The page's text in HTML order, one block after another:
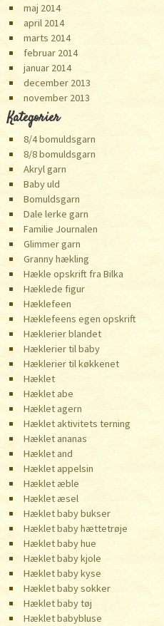
maj 2014
april 2014
marts 2014
februar 2014
januar 2014
december 2013
november 2013
Kategorier
8/4 bomuldsgarn
8/8 bomuldsgarn
Akryl garn
Baby uld
Bomuldsgarn
Dale lerke garn
Familie Journalen
Glimmer garn
Granny hækling
Hækle opskrift fra Bilka
Hæklede figur
Hæklefeen
Hæklefeens egen opskrift
Hæklerier blandet
Hæklerier til baby
Hæklerier til køkkenet
Hæklet
Hæklet abe
Hæklet agern
Hæklet aktivitets terning
Hæklet ananas
Hæklet and
Hæklet appelsin
Hæklet æble
Hæklet æsel
Hæklet baby bukser
Hæklet baby hættetrøje
Hæklet baby hue
Hæklet baby kjole
Hæklet baby kyse
Hæklet baby sokker
Hæklet baby tøj
Hæklet babybluse